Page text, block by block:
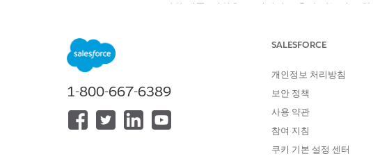
지원 제품: 직원용 AI 에이전트 추가 기능이 포
이 전문 에이전트는 다음 SCI 템플릿을 자
탈로그 항목 템플릿을 구성할 수 있습니다.
테라폼 액세스 토큰 요청
1-800-667-6389
SALESFORCE
개인정보 처리방침
보안 정책
사용 약관
참여 지침
쿠키 기본 설정 센터